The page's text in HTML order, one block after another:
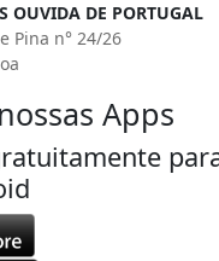
OUVIDA DE PORTUGAL
Pina n° 24/26
Apps